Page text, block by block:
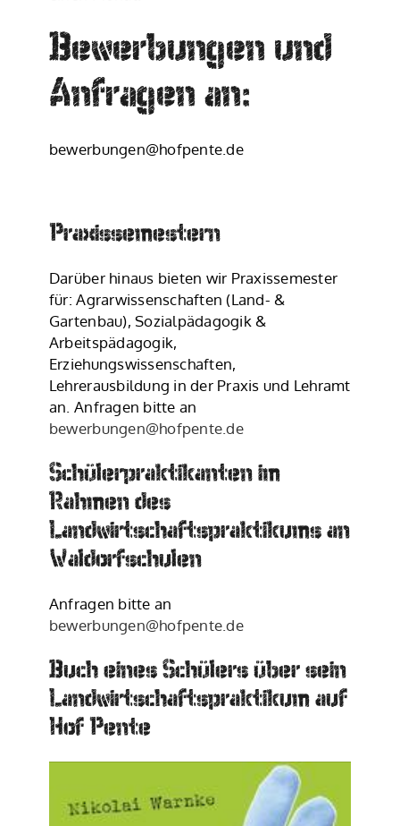
Bewerbungen und
Anfragen an:
bewerbungen@hofpente.de
Praxissemestern
Darüber hinaus bieten wir Praxissemester
für: Agrarwissenschaften (Land- &
Gartenbau), Sozialpädagogik &
Arbeitspädagogik,
Erziehungswissenschaften,
Lehrerausbildung in der Praxis und Lehramt
an. Anfragen bitte an
bewerbungen@hofpente.de
Schülerpraktikanten im
Rahmen des
Landwirtschaftspraktikums an
Waldorfschulen
Anfragen bitte an
bewerbungen@hofpente.de
Buch eines Schülers über sein
Landwirtschaftspraktikum auf
Hof Pente
Die Hühner Chroniken
Ein Genialer Bericht Über Das
Landbaupraktikum Auf Dem CSA Hof Pente